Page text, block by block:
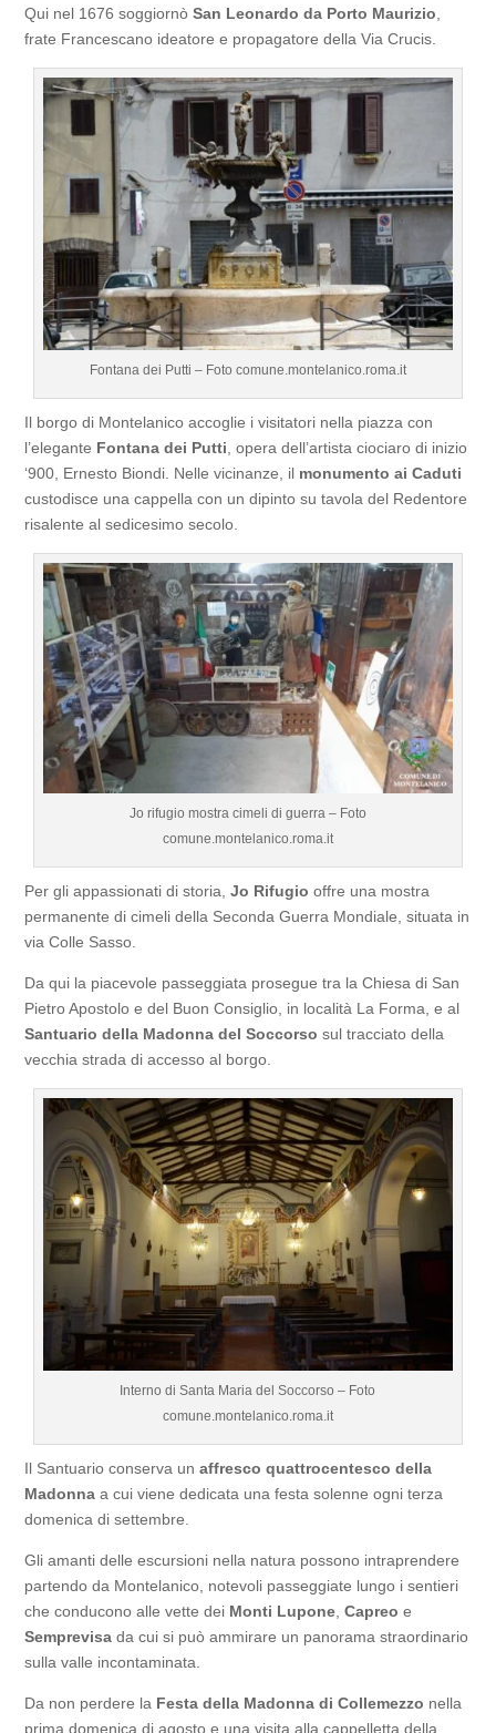
Qui nel 1676 soggiornòSan Leonardo da Porto Maurizio,
frate Francescano ideatore e propagatore della Via Crucis.
Fontana dei Putti – Foto comune.montelanico.roma.it
Il borgo di Montelanico accoglie i visitatori nella piazza con
l’elegante Fontana dei Putti, opera dell’artista ciociaro di inizio
‘900, Ernesto Biondi. Nelle vicinanze, il monumento ai Caduti
custodisce una cappella con un dipinto su tavola del Redentore
risalente al sedicesimo secolo.
Jo rifugio mostra cimeli di guerra – Foto
comune.montelanico.roma.it
Per gli appassionati di storia,Jo Rifugio offre una mostra
permanente di cimeli della Seconda Guerra Mondiale, situata in
via Colle Sasso.
Da qui la piacevole passeggiata prosegue tra la Chiesa di San
Pietro Apostolo e del Buon Consiglio, in località La Forma, e al
Santuario della Madonna del Soccorso sul tracciato della
vecchia strada di accesso al borgo.
Interno di Santa Maria del Soccorso – Foto
comune.montelanico.roma.it
Il Santuario conserva unaffresco quattrocentesco della
Madonna a cui viene dedicata una festa solenne ogni terza
domenica di settembre.
Gli amanti delle escursioni nella natura possono intraprendere
partendo da Montelanico, notevoli passeggiate lungo i sentieri
che conducono alle vette dei Monti Lupone ,Capreo e
Semprevisa da cui si può ammirare un panorama straordinario
sulla valle incontaminata.
Da non perdere la Festa della Madonna di Collemezzo nella
prima domenica di agosto e una visita alla cappelletta della